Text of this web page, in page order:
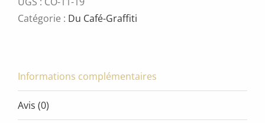
Annie
Catégorie : Du Café-Graffiti
Informations complémentaires
Avis (0)